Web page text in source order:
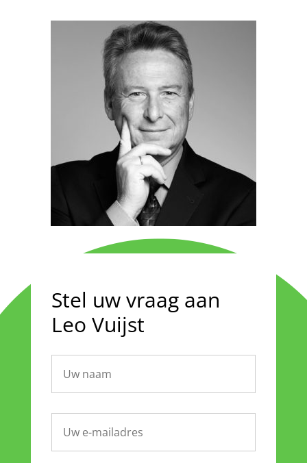
Stel uw vraag aan
Leo Vuijst